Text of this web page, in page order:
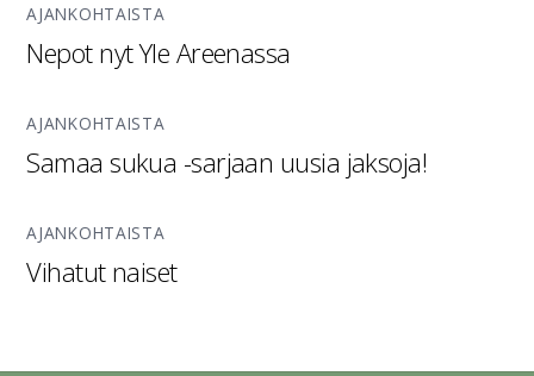
AJANKOHTAISTA
Nepot nyt Yle Areenassa
AJANKOHTAISTA
Samaa sukua -sarjaan uusia jaksoja!
AJANKOHTAISTA
Vihatut naiset